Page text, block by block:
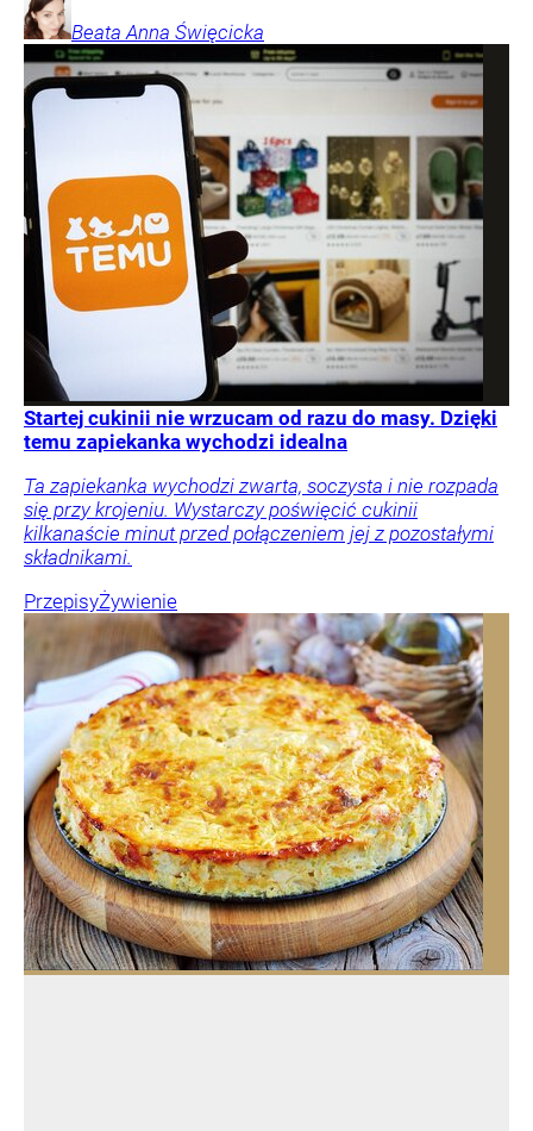
Beata Anna Święcicka
Startej cukinii nie wrzucam od razu do masy. Dzięki
temu zapiekanka wychodzi idealna
Ta zapiekanka wychodzi zwarta, soczysta i nie rozpada
się przy krojeniu. Wystarczy poświęcić cukinii
kilkanaście minut przed połączeniem jej z pozostałymi
składnikami.
PrzepisyŻywienie